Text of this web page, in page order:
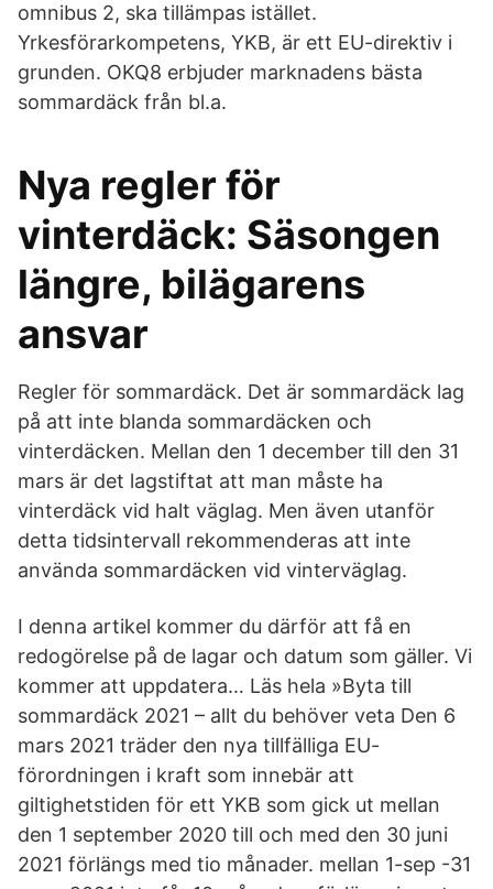
omnibus 2, ska tillämpas istället.
Yrkesförarkompetens, YKB, är ett EU-direktiv i
grunden. OKQ8 erbjuder marknadens bästa
sommardäck från bl.a.
Nya regler för
vinterdäck: Säsongen
längre, bilägarens
ansvar
Regler för sommardäck. Det är sommardäck lag
på att inte blanda sommardäcken och
vinterdäcken. Mellan den 1 december till den 31
mars är det lagstiftat att man måste ha
vinterdäck vid halt väglag. Men även utanför
detta tidsintervall rekommenderas att inte
använda sommardäcken vid vinterväglag.
I denna artikel kommer du därför att få en
redogörelse på de lagar och datum som gäller. Vi
kommer att uppdatera… Läs hela »Byta till
sommardäck 2021 – allt du behöver veta Den 6
mars 2021 träder den nya tillfälliga EU-
förordningen i kraft som innebär att
giltighetstiden för ett YKB som gick ut mellan
den 1 september 2020 till och med den 30 juni
2021 förlängs med tio månader. mellan 1-sep -31